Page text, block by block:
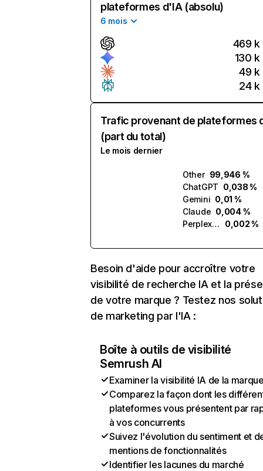
plateformes d'IA (absolu)
6 mois
469 k
130 k
49 k
24 k
Trafic provenant de plateformes
(part du total)
Le mois dernier
Other 99,946 %
ChatGPT 0,038 %
Gemini 0,01 %
Claude 0,004 %
Perplexity
0,002 %
Besoin d'aide pour accroître votre
visibilité de recherche IA et la
de votre marque ? Testez nos
de marketing par l'IA :
Boîte à outils de visibilité
Semrush AI
Examiner la visibilité IA de la
Comparez la façon dont les
plateformes vous présentent par
à vos concurrents
Suivez l'évolution du sentiment et
mentions de fonctionnalités
Identifier les lacunes du marché